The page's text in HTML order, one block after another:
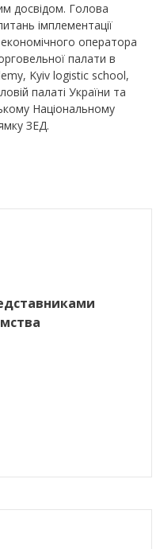
досвідом. Голова
імплементації
оператора
палати в
Kyiv logistic school,
палаті України та
Національному
ЗЕД.